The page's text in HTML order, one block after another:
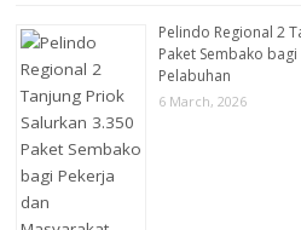
Pelindo Regional 2
Paket Sembako
Pelabuhan
6 March, 2026